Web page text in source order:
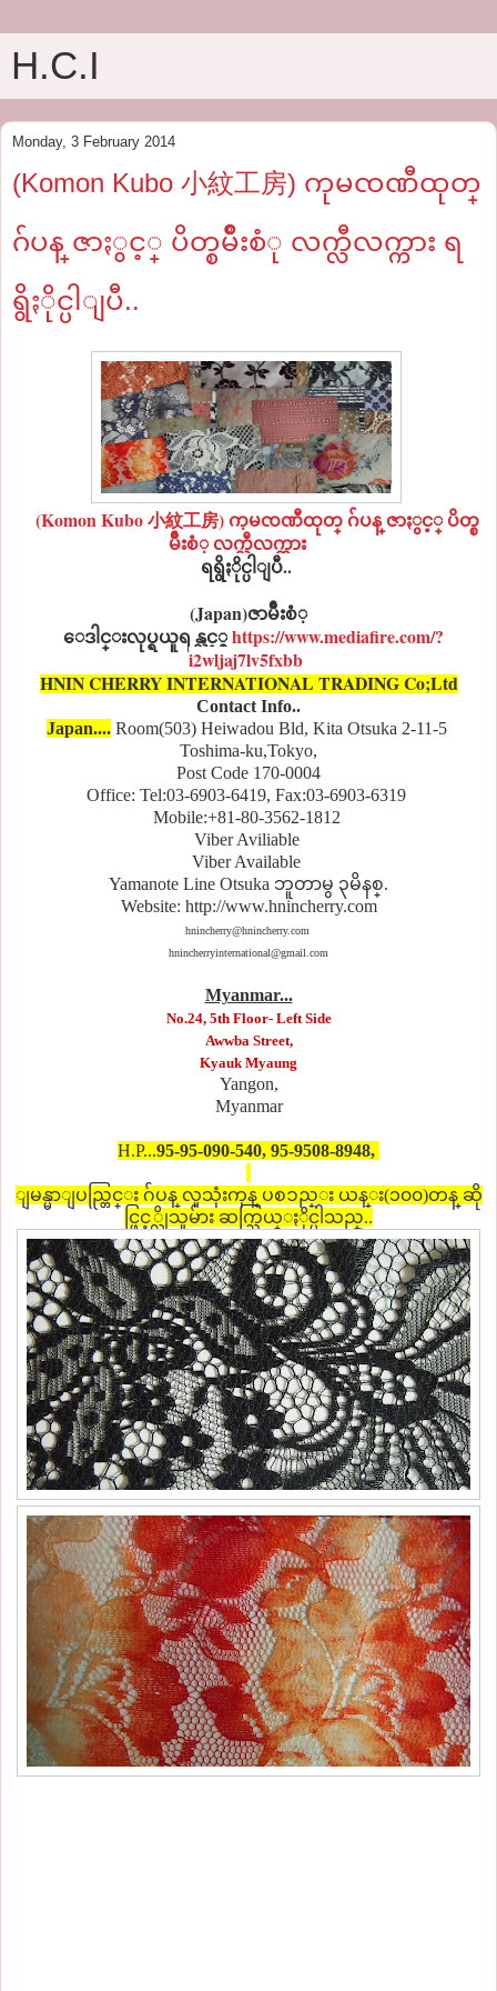
H.C.I
Monday, 3 February 2014
(Komon Kubo 小紋工房) ကုမၸဏီထုတ္
ဂ်ပန္ ဇာႏွင့္ ပိတ္စမ်ိဳးစံု လက္လီလက္ကား ရ
ရွိႏိုင္ပါျပီ..
(Komon Kubo 小紋工房) ကုမၸဏီထုတ္ ဂ်ပန္ ဇာႏွင့္ ပိတ္စ
မ်ိဳးစံု လက္လီလက္ကား
ရရွိႏိုင္ပါျပီ..
(Japan)ဇာမ်ိဳးစံု
ေဒါင္းလုပ္ရယူရန္လင့္ခ္https://www.mediafire.com/?
i2wljaj7lv5fxbb
HNIN CHERRY INTERNATIONAL TRADING Co;Ltd
Contact Info..
Japan....Room(503) Heiwadou Bld, Kita Otsuka 2-11-5
Toshima-ku,Tokyo,
Post Code 170-0004
Office: Tel:03-6903-6419, Fax:03-6903-6319
Mobile:+81-80-3562-1812
Viber Aviliable
Viber Available
Yamanote Line Otsuka ဘူတာမွ ၃မိနစ္.
Website: http://www.hnincherry.com
hnincherry@hnincherry.com
hnincherryinternational@gmail.com
Myanmar...
No.24, 5th Floor- Left Side
Awwba Street,
Kyauk Myaung
Yangon,
Myanmar
H.P...95-95-090-540, 95-9508-8948,
ျမန္မာျပည္တြင္း ဂ်ပန္ လူသုံးကုန္ ပစၥည္း ယန္း(၁၀၀)တန္ ဆို
င္ဖြင့္လိုသူမ်ား ဆက္သြယ္ႏိုင္ပါသည္..